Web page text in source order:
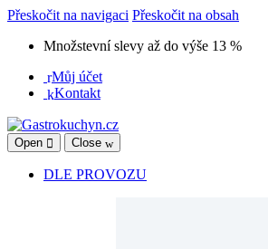
Přeskočit na navigaci Přeskočit na obsah
Množstevní slevy až do výše 13 %
Můj účet
Kontakt
Open Close
DLE PROVOZU